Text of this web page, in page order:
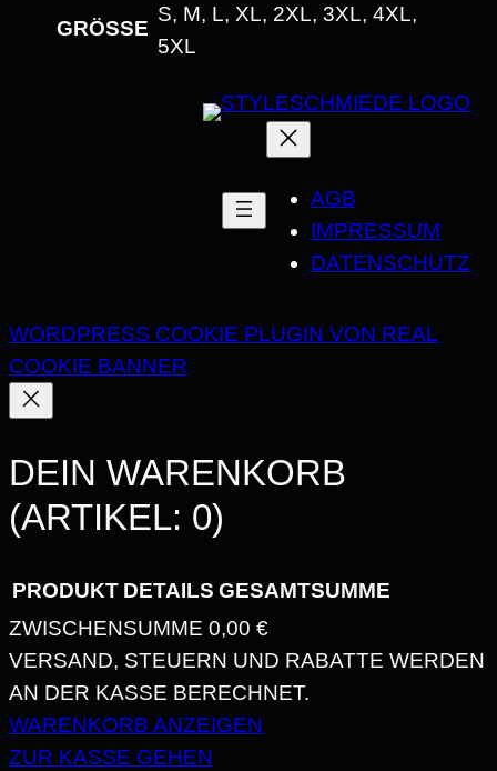
H
H
N
I
T
T
M
E
G
E
GRÖSSE
S, M, L, XL, 2XL, 3XL, 4XL,
5XL
AGB
IMPRESSUM
DATENSCHUTZ
WORDPRESS COOKIE PLUGIN VON REAL
COOKIE BANNER
DEIN WARENKORB
(ARTIKEL: 0)
PRODUKTE
IM
WARENKORB
PRODUKT DETAILS GESAMTSUMME
ZWISCHENSUMME 0,00 €
VERSAND, STEUERN UND RABATTE WERDEN
AN DER KASSE BERECHNET.
WARENKORB ANZEIGEN
ZUR KASSE GEHEN